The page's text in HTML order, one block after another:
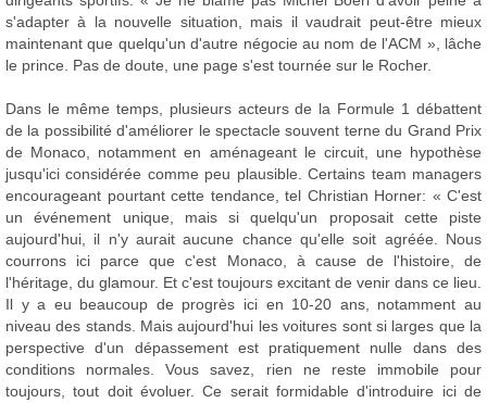
s'adapter à la nouvelle situation, mais il vaudrait peut-être mieux
maintenant que quelqu'un d'autre négocie au nom de l'ACM », lâche
le prince. Pas de doute, une page s'est tournée sur le Rocher.
Dans le même temps, plusieurs acteurs de la Formule 1 débattent
de la possibilité d'améliorer le spectacle souvent terne du Grand Prix
de Monaco, notamment en aménageant le circuit, une hypothèse
jusqu'ici considérée comme peu plausible. Certains team managers
encourageant pourtant cette tendance, tel Christian Horner: « C'est
un événement unique, mais si quelqu'un proposait cette piste
aujourd'hui, il n'y aurait aucune chance qu'elle soit agréée. Nous
courrons ici parce que c'est Monaco, à cause de l'histoire, de
l'héritage, du glamour. Et c'est toujours excitant de venir dans ce lieu.
Il y a eu beaucoup de progrès ici en 10-20 ans, notamment au
niveau des stands. Mais aujourd'hui les voitures sont si larges que la
perspective d'un dépassement est pratiquement nulle dans des
conditions normales. Vous savez, rien ne reste immobile pour
toujours, tout doit évoluer. Ce serait formidable d'introduire ici de